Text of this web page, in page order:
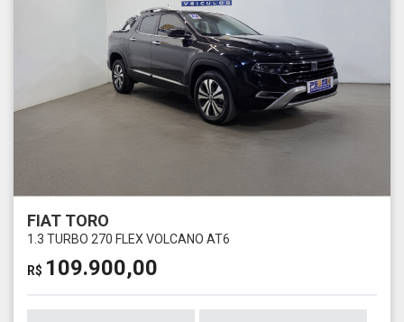
FIAT TORO
1.3 TURBO 270 FLEX VOLCANO AT6
R$ 109.900,00